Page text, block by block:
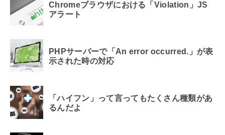
Chromeブラウザにおける「Violation」JS
アラート
PHPサーバーで「An error occurred.」が表
示された時の対応
「ハイフン」って言ってもたくさん種類があ
るんだよ